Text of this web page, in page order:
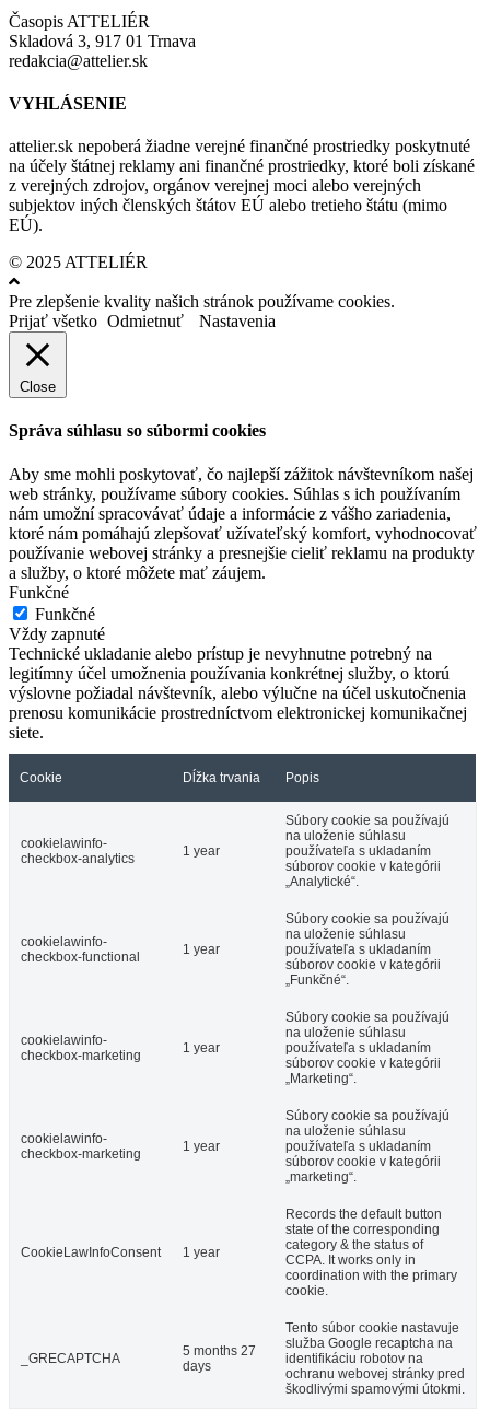
Časopis ATTELIÉR
Skladová 3, 917 01 Trnava
redakcia@attelier.sk
VYHLÁSENIE
attelier.sk nepoberá žiadne verejné finančné prostriedky poskytnuté
na účely štátnej reklamy ani finančné prostriedky, ktoré boli získané
z verejných zdrojov, orgánov verejnej moci alebo verejných
subjektov iných členských štátov EÚ alebo tretieho štátu (mimo
EÚ).
© 2025 ATTELIÉR
Pre zlepšenie kvality našich stránok používame cookies.
Prijať všetko Odmietnuť Nastavenia
Close
Správa súhlasu so súbormi cookies
Aby sme mohli poskytovať, čo najlepší zážitok návštevníkom našej
web stránky, používame súbory cookies. Súhlas s ich používaním
nám umožní spracovávať údaje a informácie z vášho zariadenia,
ktoré nám pomáhajú zlepšovať užívateľský komfort, vyhodnocovať
používanie webovej stránky a presnejšie cieliť reklamu na produkty
a služby, o ktoré môžete mať záujem.
Funkčné
Funkčné
Vždy zapnuté
Technické ukladanie alebo prístup je nevyhnutne potrebný na
legitímny účel umožnenia používania konkrétnej služby, o ktorú
výslovne požiadal návštevník, alebo výlučne na účel uskutočnenia
prenosu komunikácie prostredníctvom elektronickej komunikačnej
siete.
Cookie Dĺžka trvania Popis
cookielawinfo-
checkbox-analytics
1 year
Súbory cookie sa používajú
na uloženie súhlasu
používateľa s ukladaním
súborov cookie v kategórii
„Analytické“.
cookielawinfo-
checkbox-functional
1 year
Súbory cookie sa používajú
na uloženie súhlasu
používateľa s ukladaním
súborov cookie v kategórii
„Funkčné“.
cookielawinfo-
checkbox-marketing
1 year
Súbory cookie sa používajú
na uloženie súhlasu
používateľa s ukladaním
súborov cookie v kategórii
„Marketing“.
cookielawinfo-
checkbox-marketing
1 year
Súbory cookie sa používajú
na uloženie súhlasu
používateľa s ukladaním
súborov cookie v kategórii
„marketing“.
CookieLawInfoConsent 1 year
Records the default button
state of the corresponding
category & the status of
CCPA. It works only in
coordination with the primary
cookie.
_GRECAPTCHA
5 months 27
days
Tento súbor cookie nastavuje
služba Google recaptcha na
identifikáciu robotov na
ochranu webovej stránky pred
škodlivými spamovými útokmi.